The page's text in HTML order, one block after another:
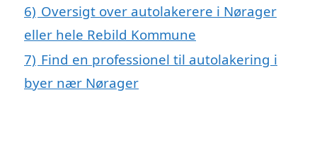
6) Oversigt over autolakerere i Nørager
eller hele Rebild Kommune
7) Find en professionel til autolakering i
byer nær Nørager